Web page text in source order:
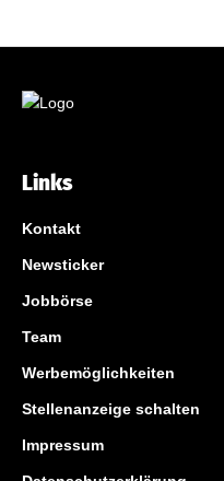
Links
Kontakt
Newsticker
Jobbörse
Team
Werbemöglichkeiten
Stellenanzeige schalten
Impressum